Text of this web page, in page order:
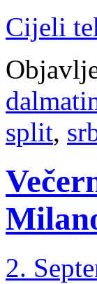
Cijeli
split,
2.